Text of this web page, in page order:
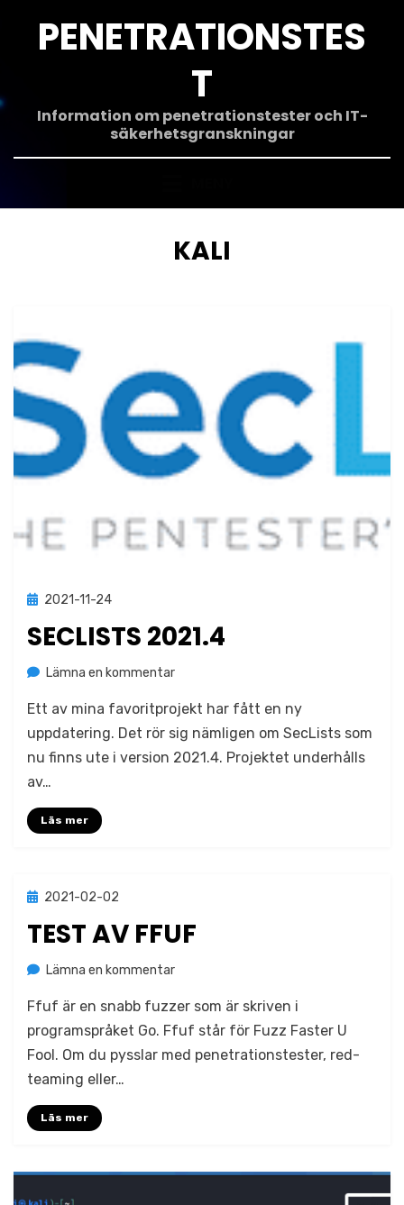
innehållPENETRATIONSTES
T
Information om penetrationstester och IT-
säkerhetsgranskningar
ETIKETT
:
KALI
Publicerad
2021-11-24
SECLISTS 2021.4
avJonas Lejon
Lämna en kommentarpå
2021.4
Ett av mina favoritprojekt har fått en ny
uppdatering. Det rör sig nämligen om SecLists som
nu finns ute i version 2021.4. Projektet underhålls
av…
Läs mer
Publicerad
2021-02-02
TEST AV FFUF
avJonas Lejon
Lämna en kommentarpå
av
ffuf
Ffuf är en snabb fuzzer som är skriven i
programspråket Go. Ffuf står för Fuzz Faster U
Fool. Om du pysslar med penetrationstester, red-
teaming eller…
Läs mer